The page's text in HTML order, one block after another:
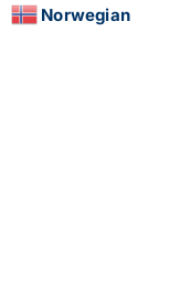
Norwegian